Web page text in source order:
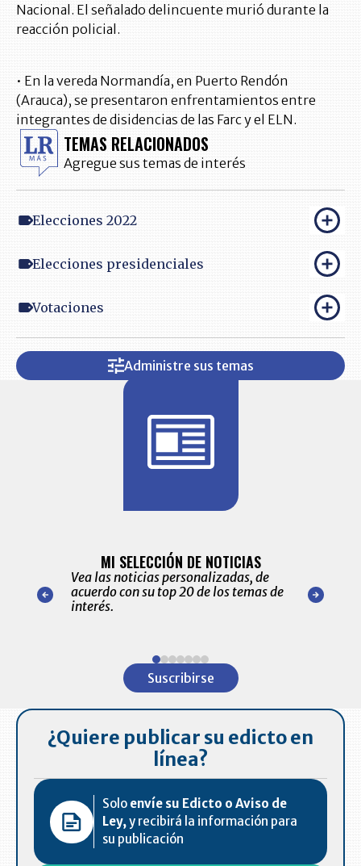
Nacional. El señalado delincuente murió durante la
reacción policial.
• En la vereda Normandía, en Puerto Rendón
(Arauca), se presentaron enfrentamientos entre
integrantes de disidencias de las Farc y el ELN.
TEMAS RELACIONADOS
Agregue sus temas de interés
Elecciones 2022
Elecciones presidenciales
Votaciones
Administre sus temas
nuestro
para
MI SELECCIÓN DE NOTICIAS
Vea las noticias personalizadas, de
acuerdo con su top 20 de los temas de
interés.
de las
Suscribirse
¿Quiere publicar su edicto en
línea?
Solo envíe su Edicto o Aviso de
Ley,y recibirá la información para
su publicación